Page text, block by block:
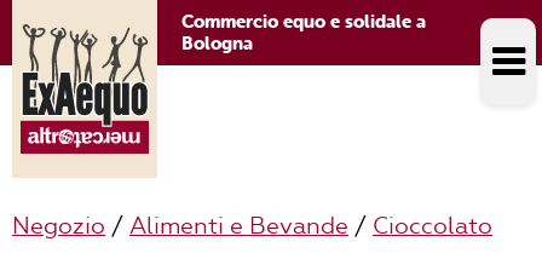
Commercio equo e solidale a
Bologna
Negozio / Alimenti e Bevande / Cioccolato